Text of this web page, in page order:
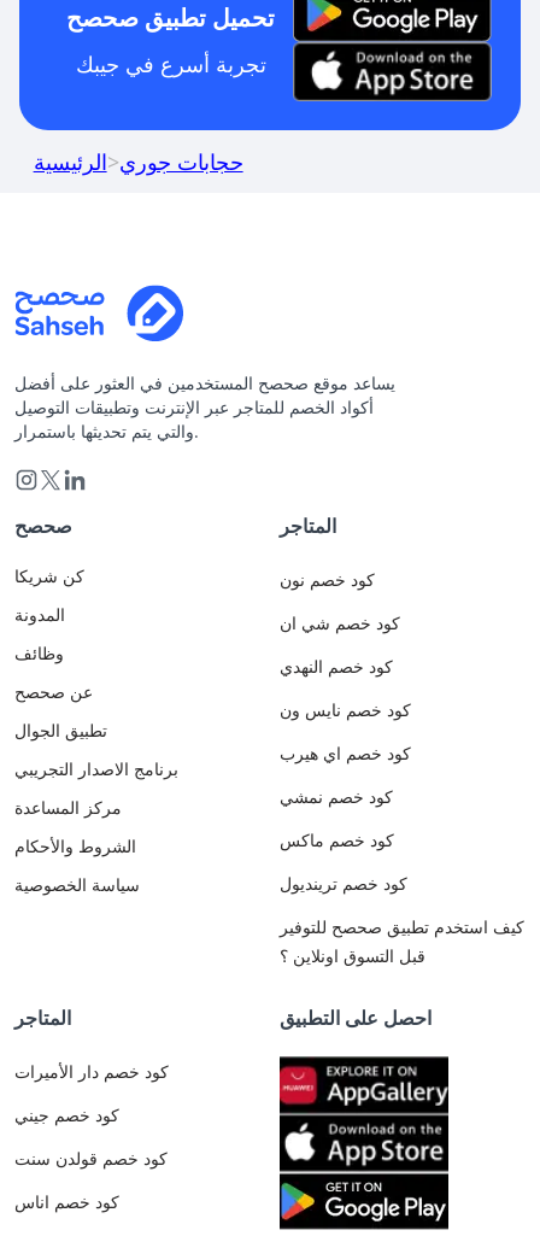
تحميل تطبيق صحصح
تجربة أسرع في جيبك
الرئيسية>حجابات جوري
يساعد موقع صحصح المستخدمين في العثور على أفضل
أكواد الخصم للمتاجر عبر الإنترنت وتطبيقات التوصيل
والتي يتم تحديثها باستمرار.
صحصح
كن شريكا
المدونة
وظائف
عن صحصح
تطبيق الجوال
برنامج الاصدار التجريبي
مركز المساعدة
الشروط والأحكام
سياسة الخصوصية
المتاجر
كود خصم نون
كود خصم شي ان
كود خصم النهدي
كود خصم نايس ون
كود خصم اي هيرب
كود خصم نمشي
كود خصم ماكس
كود خصم ترينديول
كيف استخدم تطبيق صحصح للتوفير
قبل التسوق اونلاين ؟
المتاجر
كود خصم دار الأميرات
كود خصم جيني
كود خصم قولدن سنت
كود خصم اناس
احصل على التطبيق